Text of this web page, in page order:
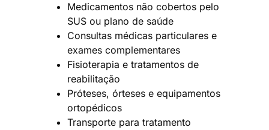
Medicamentos não cobertos pelo
SUS ou plano de saúde
Consultas médicas particulares e
exames complementares
Fisioterapia e tratamentos de
reabilitação
Próteses, órteses e equipamentos
ortopédicos
Transporte para tratamento